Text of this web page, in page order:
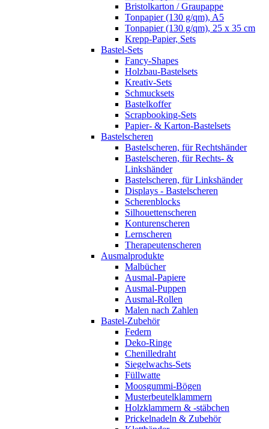
Bristolkarton / Graupappe
Tonpapier (130 g/qm), A5
Tonpapier (130 g/qm), 25 x 35 cm
Krepp-Papier, Sets
Bastel-Sets
Fancy-Shapes
Holzbau-Bastelsets
Kreativ-Sets
Schmucksets
Bastelkoffer
Scrapbooking-Sets
Papier- & Karton-Bastelsets
Bastelscheren
Bastelscheren, für Rechtshänder
Bastelscheren, für Rechts- &
Linkshänder
Bastelscheren, für Linkshänder
Displays - Bastelscheren
Scherenblocks
Silhouettenscheren
Konturenscheren
Lernscheren
Therapeutenscheren
Ausmalprodukte
Malbücher
Ausmal-Papiere
Ausmal-Puppen
Ausmal-Rollen
Malen nach Zahlen
Bastel-Zubehör
Federn
Deko-Ringe
Chenilledraht
Siegelwachs-Sets
Füllwatte
Moosgummi-Bögen
Musterbeutelklammern
Holzklammern & -stäbchen
Prickelnadeln & Zubehör